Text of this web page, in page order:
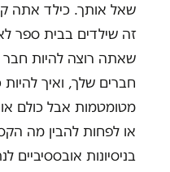
שאל אותך. כילד אתה
זה שילדים בבית ספר
שאתה רוצה להיות חבר
חברים שלך, ואיך להיות
מטומטמות אבל כולם
או לפחות להבין מה
בניסיונות אובססיביים